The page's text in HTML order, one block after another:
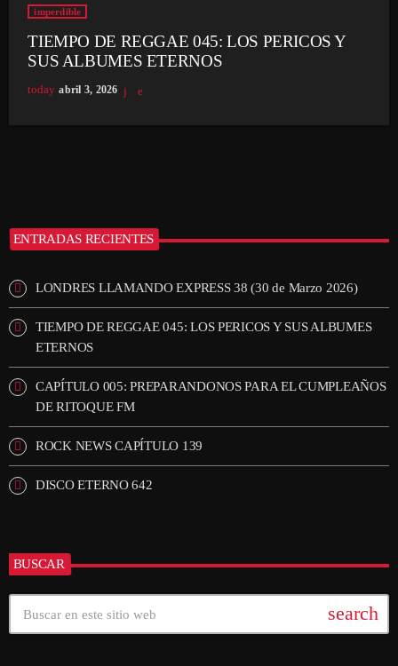
imperdible
TIEMPO DE REGGAE 045: LOS PERICOS Y
SUS ALBUMES ETERNOS
today abril 3, 2026
ENTRADAS RECIENTES
LONDRES LLAMANDO EXPRESS 38 (30 de Marzo 2026)
TIEMPO DE REGGAE 045: LOS PERICOS Y SUS ALBUMES
ETERNOS
CAPÍTULO 005: PREPARANDONOS PARA EL CUMPLEAÑOS
DE RITOQUE FM
ROCK NEWS CAPÍTULO 139
DISCO ETERNO 642
BUSCAR
search